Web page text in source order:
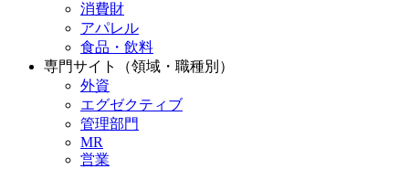
消費財
アパレル
食品・飲料
専門サイト（領域・職種別）
外資
エグゼクティブ
管理部門
MR
営業